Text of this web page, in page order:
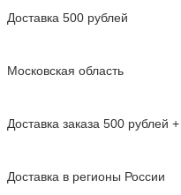
Доставка 500 рублей
Московская область
Доставка заказа 500 рублей
Доставка в регионы России